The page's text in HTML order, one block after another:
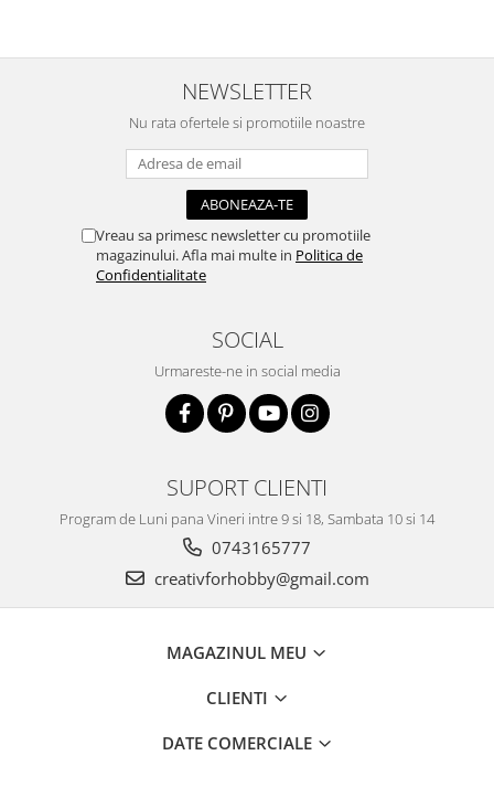
NEWSLETTER
Nu rata ofertele si promotiile noastre
Vreau sa primesc newsletter cu promotiile
magazinului. Afla mai multe in Politica de
Confidentialitate
SOCIAL
Urmareste-ne in social media
SUPORT CLIENTI
Program de Luni pana Vineri intre 9 si 18, Sambata 10 si 14
0743165777
creativforhobby@gmail.com
MAGAZINUL MEU
CLIENTI
DATE COMERCIALE